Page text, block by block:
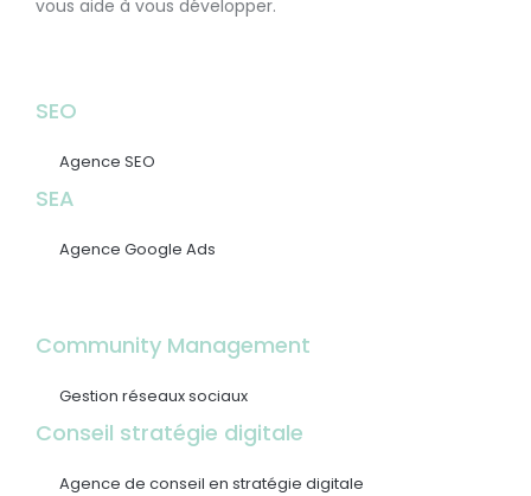
vous aide à vous développer.
SEO
Agence SEO
SEA
Agence Google Ads
Community Management
Gestion réseaux sociaux
Conseil stratégie digitale
Agence de conseil en stratégie digitale